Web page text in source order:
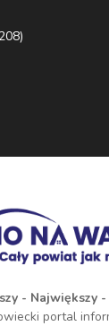
- Największy
portal